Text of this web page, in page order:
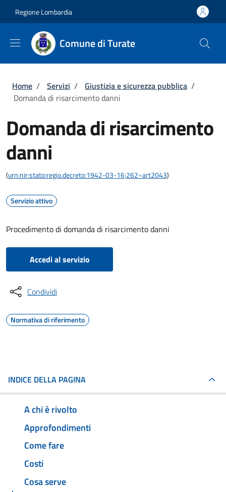
Regione Lombardia
Comune di Turate
Briciole di pane
Home / Servizi / Giustizia e sicurezza pubblica /
Domanda di risarcimento danni
Domanda di risarcimento
danni
(urn:nir:stato:regio.decreto:1942-03-16;262~art2043)
Servizio attivo
Procedimento di domanda di risarcimento danni
Accedi al servizio
Condividi
Normativa di riferimento
INDICE DELLA PAGINA
A chi è rivolto
Approfondimenti
Come fare
Costi
Cosa serve